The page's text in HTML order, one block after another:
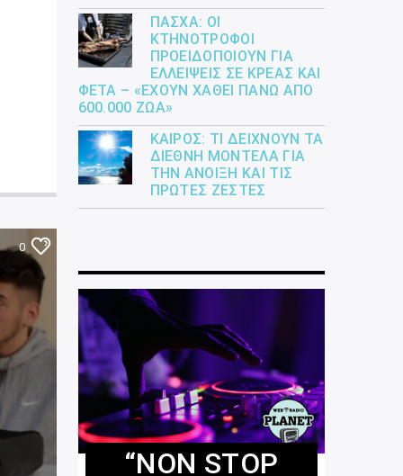
0
ΠΆΣΧΑ: ΟΙ
ΚΤΗΝΟΤΡΌΦΟΙ
ΠΡΟΕΙΔΟΠΟΙΟΎΝ ΓΙΑ
ΕΛΛΕΊΨΕΙΣ ΣΕ ΚΡΈΑΣ ΚΑΙ
ΦΈΤΑ – «ΈΧΟΥΝ ΧΑΘΕΊ ΠΆΝΩ ΑΠΌ
600.000 ΖΏΑ»
ΚΑΙΡΌΣ: ΤΙ ΔΕΊΧΝΟΥΝ ΤΑ
ΔΙΕΘΝΉ ΜΟΝΤΈΛΑ ΓΙΑ
ΤΗΝ ΆΝΟΙΞΗ ΚΑΙ ΤΙΣ
ΠΡΏΤΕΣ ΖΈΣΤΕΣ
“NON STOP